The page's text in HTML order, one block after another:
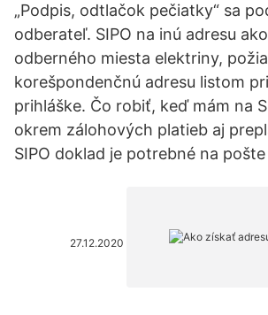
„Podpis, odtlačok pečiatky“ sa
odberateľ. SIPO na inú adresu
odberného miesta elektriny,
korešpondenčnú adresu listom
prihláške. Čo robiť, keď mám na
okrem zálohových platieb aj
SIPO doklad je potrebné na
27.12.2020